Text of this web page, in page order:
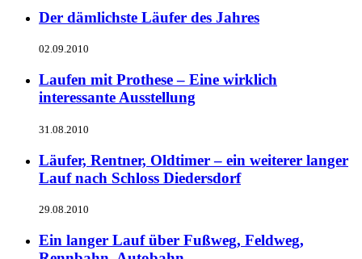
Der dämlichste Läufer des Jahres
02.09.2010
Laufen mit Prothese – Eine wirklich
interessante Ausstellung
31.08.2010
Läufer, Rentner, Oldtimer – ein weiterer langer
Lauf nach Schloss Diedersdorf
29.08.2010
Ein langer Lauf über Fußweg, Feldweg,